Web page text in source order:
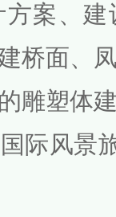
案、
桥面、
雕塑体
际风景